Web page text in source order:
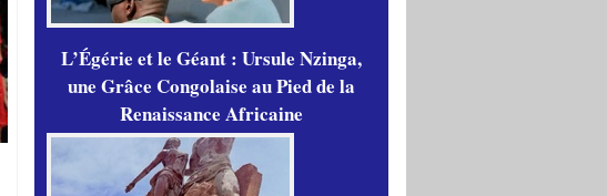
L’Égérie et le Géant : Ursule Nzinga,
une Grâce Congolaise au Pied de la
Renaissance Africaine